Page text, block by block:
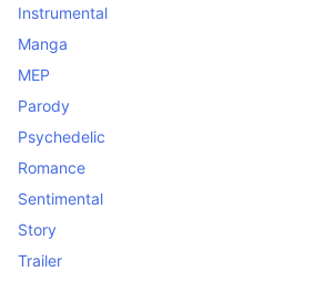
Instrumental
Manga
MEP
Parody
Psychedelic
Romance
Sentimental
Story
Trailer